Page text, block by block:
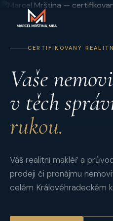
CERTIFIKOVANÝ
Vaše
v těch
rukou.
Váš realitní makléř a
prodeji či pronájmu
celém Královéhradeckém